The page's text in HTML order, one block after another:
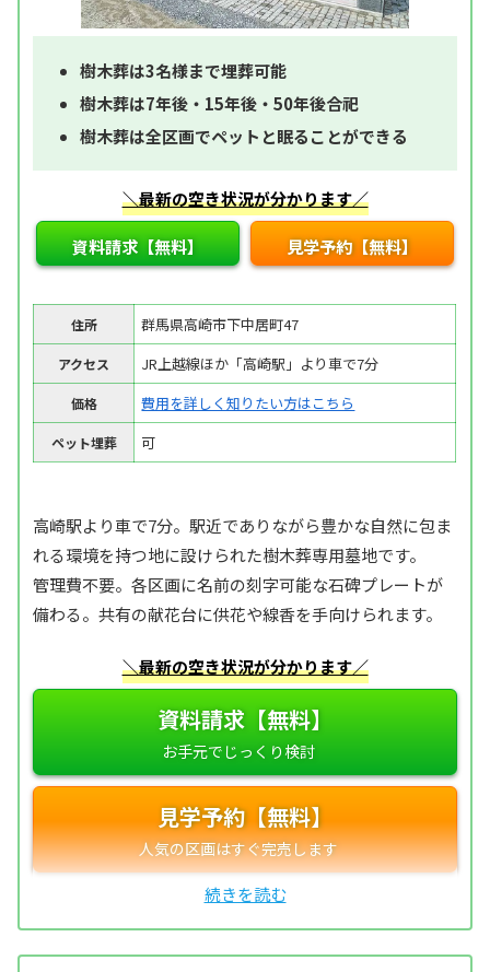
樹木葬は3名様まで埋葬可能
樹木葬は7年後・15年後・50年後合祀
樹木葬は全区画でペットと眠ることができる
＼最新の空き状況が分かります／
資料請求【無料】 見学予約【無料】
住所 群馬県高崎市下中居町47
アクセス JR上越線ほか「高崎駅」より車で7分
価格 費用を詳しく知りたい方はこちら
ペット埋葬 可
高崎駅より車で7分。駅近でありながら豊かな自然に包ま
れる環境を持つ地に設けられた樹木葬専用墓地です。
管理費不要。各区画に名前の刻字可能な石碑プレートが
備わる。共有の献花台に供花や線香を手向けられます。
＼最新の空き状況が分かります／
資料請求【無料】
見学予約【無料】